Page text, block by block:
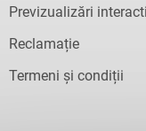
Previzualizări
Reclamație
Termeni și condiții